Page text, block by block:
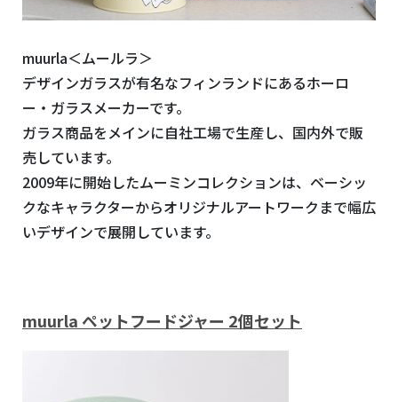
muurla＜ムールラ＞
デザインガラスが有名なフィンランドにあるホーロ
ー・ガラスメーカーです。
ガラス商品をメインに自社工場で生産し、国内外で販
売しています。
2009年に開始したムーミンコレクションは、ベーシッ
クなキャラクターからオリジナルアートワークまで幅広
いデザインで展開しています。
muurla ペットフードジャー 2個セット